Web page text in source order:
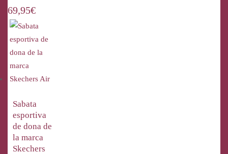
69,95€
Sabata
esportiva
de dona de
la marca
Skechers